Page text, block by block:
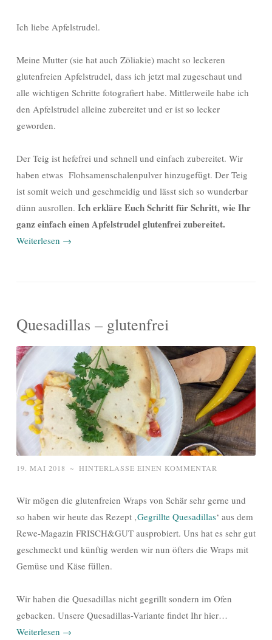
Ich liebe Apfelstrudel.
Meine Mutter (sie hat auch Zöliakie) macht so leckeren
glutenfreien Apfelstrudel, dass ich jetzt mal zugeschaut und
alle wichtigen Schritte fotografiert habe. Mittlerweile habe ich
den Apfelstrudel alleine zubereitet und er ist so lecker
geworden.
Der Teig ist hefefrei und schnell und einfach zubereitet. Wir
haben etwas Flohsamenschalenpulver hinzugefügt. Der Teig
ist somit weich und geschmeidig und lässt sich so wunderbar
dünn ausrollen. Ich erkläre Euch Schritt für Schritt, wie Ihr
ganz einfach einen Apfelstrudel glutenfrei zubereitet.
Weiterlesen →
Quesadillas – glutenfrei
19. MAI 2018 ~ HINTERLASSE EINEN KOMMENTAR
Wir mögen die glutenfreien Wraps von Schär sehr gerne und
so haben wir heute das Rezept ‚Gegrillte Quesadillas‘ aus dem
Rewe-Magazin FRISCH&GUT ausprobiert. Uns hat es sehr gut
geschmeckt und künftig werden wir nun öfters die Wraps mit
Gemüse und Käse füllen.
Wir haben die Quesadillas nicht gegrillt sondern im Ofen
gebacken. Unsere Quesadillas-Variante findet Ihr hier…
Weiterlesen →